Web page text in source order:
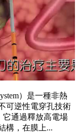
）是一種非熱
可逆性電穿孔技術
它通過釋放高電場
構，在膜上...